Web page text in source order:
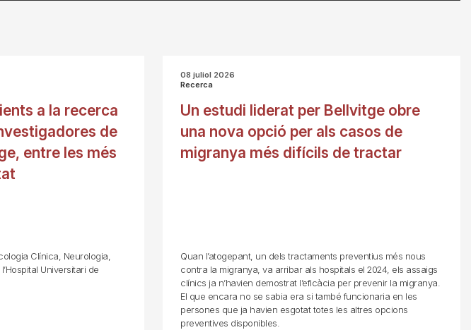
a la recerca
de
entre les més
Clínica, Neurologia,
Universitari de
08 juliol 2026
Recerca
Un estudi liderat per Bellvitge obre
una nova opció per als casos de
migranya més difícils de tractar
Quan l’atogepant, un dels tractaments preventius més nous
contra la migranya, va arribar als hospitals el 2024, els assaigs
clínics ja n’havien demostrat l’eficàcia per prevenir la migranya.
El que encara no se sabia era si també funcionaria en les
persones que ja havien esgotat totes les altres opcions
preventives disponibles.